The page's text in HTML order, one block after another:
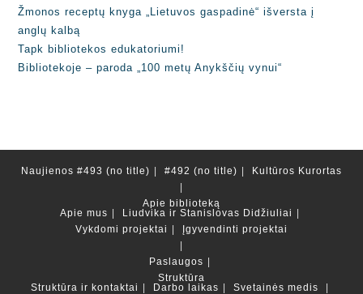
Žmonos receptų knyga „Lietuvos gaspadinė“ išversta į
anglų kalbą
Tapk bibliotekos edukatoriumi!
Bibliotekoje – paroda „100 metų Anykščių vynui“
Naujienos #493 (no title) #492 (no title) Kultūros Kurortas
Apie biblioteką
Apie mus
Liudvika ir Stanislovas Didžiuliai
Vykdomi projektai
Įgyvendinti projektai
Paslaugos
Struktūra
Struktūra ir kontaktai
Darbo laikas
Svetainės medis